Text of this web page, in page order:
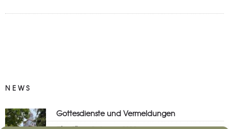
NEWS
Gottesdienste und Vermeldungen